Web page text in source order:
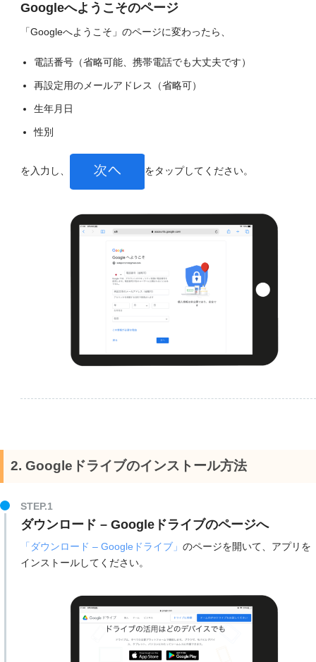
Googleへようこそのページ
「Googleへようこそ」のページに変わったら、
電話番号（省略可能、携帯電話でも大丈夫です）
再設定用のメールアドレス（省略可）
生年月日
性別
を入力し、 をタップしてください。
2. Googleドライブのインストール方法
STEP.1
ダウンロード – Googleドライブのページへ
「ダウンロード – Googleドライブ」 のページを開いて、アプリを
インストールしてください。